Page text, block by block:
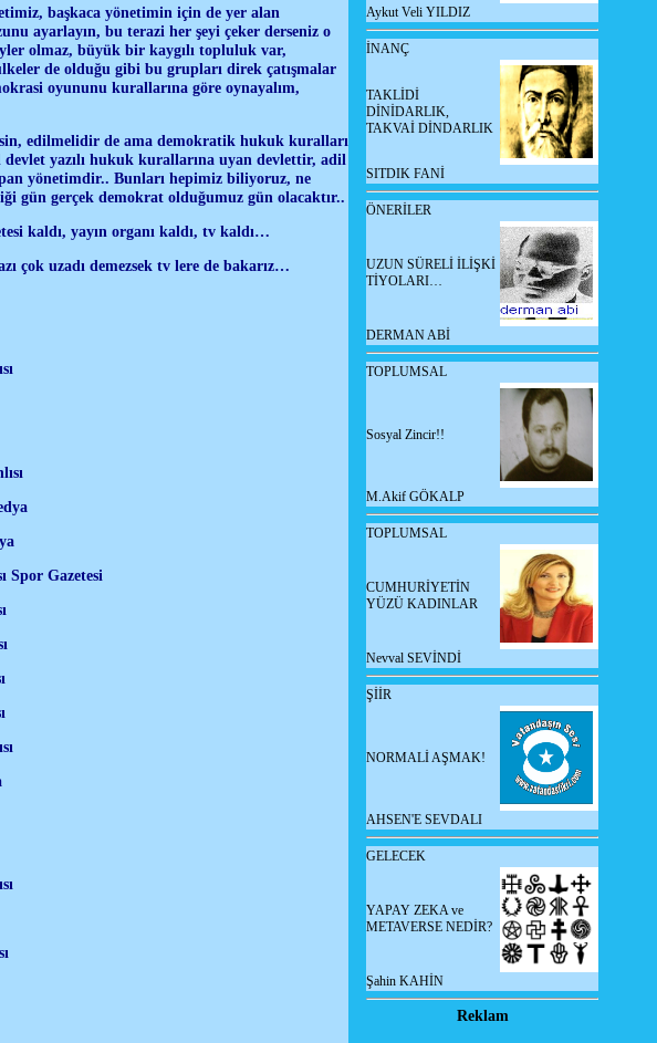
başkaca yönetimin için de yer alan
ayarlayın, bu terazi her şeyi çeker derseniz o
olmaz, büyük bir kaygılı topluluk var,
de olduğu gibi bu grupları direk çatışmalar
oyununu kurallarına göre oynayalım,
edilmelidir de ama demokratik hukuk kuralları
devlet yazılı hukuk kurallarına uyan devlettir, adil
yönetimdir.. Bunları hepimiz biliyoruz, ne
gün gerçek demokrat olduğumuz gün olacaktır..
kaldı, yayın organı kaldı, tv kaldı…
çok uzadı demezsek tv lere de bakarız…
Gazetesi
Aykut Veli YILDIZ
İNANÇ
TAKLİDİ
DİNİDARLIK,
TAKVAİ DİNDARLIK
SITDIK FANİ
ÖNERİLER
UZUN SÜRELİ İLİŞKİ
TİYOLARI…
DERMAN ABİ
TOPLUMSAL
Sosyal Zincir!!
M.Akif GÖKALP
TOPLUMSAL
CUMHURİYETİN
YÜZÜ KADINLAR
Nevval SEVİNDİ
ŞİİR
NORMALİ AŞMAK!
AHSEN'E SEVDALI
GELECEK
YAPAY ZEKA ve
METAVERSE NEDİR?
Şahin KAHİN
Reklam